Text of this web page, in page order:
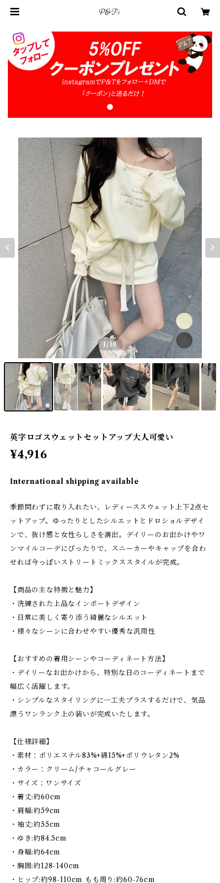
1 /10
英字ロゴスウェットセットアップ大人可愛い
¥4,916
International shipping available
季節問わずに取り入れたい、レディーススウェット上下2点セ
ットアップ。ゆったりとしたシルエットとドロショルデザイ
ンで、抜け感と女性らしさを演出。デイリーのお出かけやワ
ンマイルコーデにぴったりで、スニーカーやキャップを合わ
せれば今っぽいストリートミックススタイルが完成。
【商品の主な特徴と魅力】
・洗練された上品なインポートデザイン
・日常に美しく寄り添う綺麗なシルエット
・様々なシーンに合わせやすい優秀な汎用性
【おすすめの着用シーンやコーディネート方法】
・デイリーなお出かけから、特別な日のコーディネートまで
幅広く活躍します。
・シンプルなスタイリングに一工夫プラスするだけで、気品
漂うワンランク上の装いが完成いたします。
【仕様詳細】
・素材：ポリエステル83%+綿15%+ポリウレタン2%
・カラー：クリーム/チャコールグレー
・サイズ：ワンサイズ
・着丈:約60cm
・肩幅:約59cm
・袖丈:約55cm
・ゆき:約84.5cm
・身幅:約64cm
・胸囲:約128-140cm
・ヒップ:約98-110cm もも周り:約60-76cm